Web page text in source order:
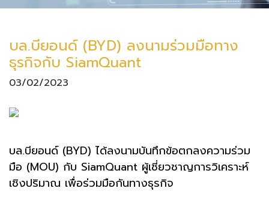
บล.บียอนด์ (BYD) ลงนามร่วมมือทาง
ธุรกิจกับ SiamQuant
03/02/2023
บล.บียอนด์ (BYD) ได้ลงนามบันทึกข้อตกลงความร่วม
มือ (MOU) กับ SiamQuant ผู้เชี่ยวชาญการวิเคราะห์
เชิงปริมาณ เพื่อร่วมมือกันทางธุรกิจ